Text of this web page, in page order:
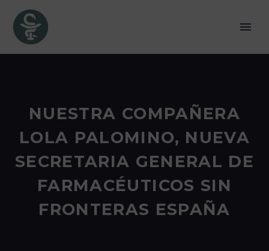
NUESTRA COMPAÑERA
LOLA PALOMINO, NUEVA
SECRETARIA GENERAL DE
FARMACÉUTICOS SIN
FRONTERAS ESPAÑA